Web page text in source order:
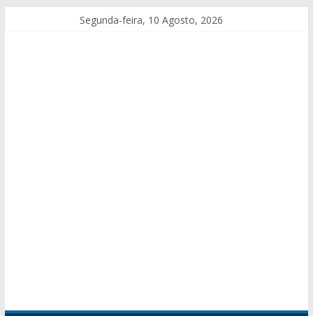
Segunda-feira, 10 Agosto, 2026